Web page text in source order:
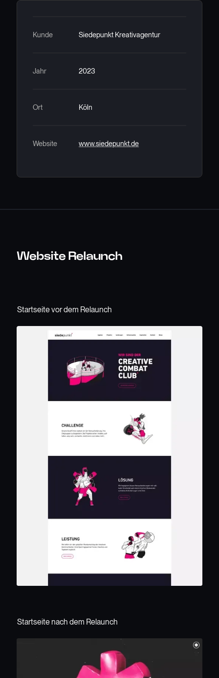
Kunde Siedepunkt Kreativagentur
Jahr 2023
Ort Köln
Website www.siedepunkt.de
Website Relaunch
Startseite vor dem Relaunch
Startseite nach dem Relaunch